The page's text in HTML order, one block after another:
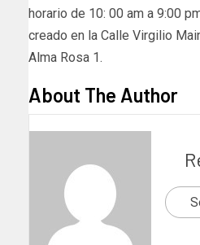
horario de 10: 00 am a 9:00
creado en la Calle Virgilio
Alma Rosa 1.
About The Author